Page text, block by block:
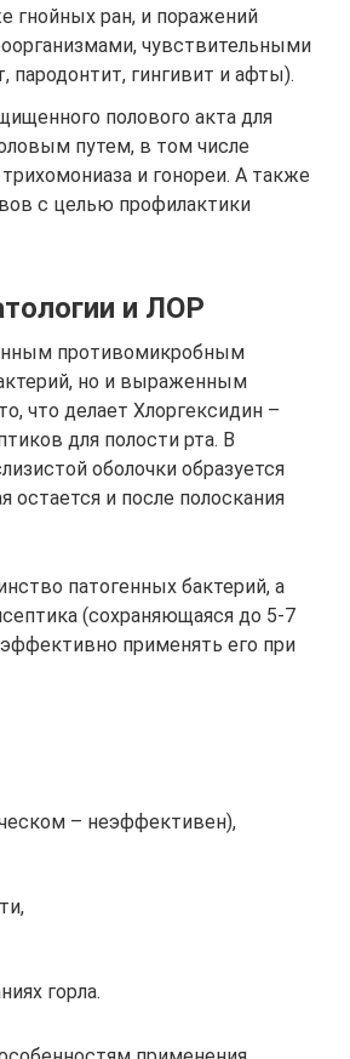
гнойных ран, и поражений
чувствительными
гингивит и афты).
полового акта для
путем, в том числе
и гонореи. А также
с целью профилактики
и ЛОР
противомикробным
но и выраженным
что делает Хлоргексидин –
для полости рта. В
оболочки образуется
остается и после полоскания
патогенных бактерий, а
(сохраняющаяся до 5-7
применять его при
– неэффективен),
горла.